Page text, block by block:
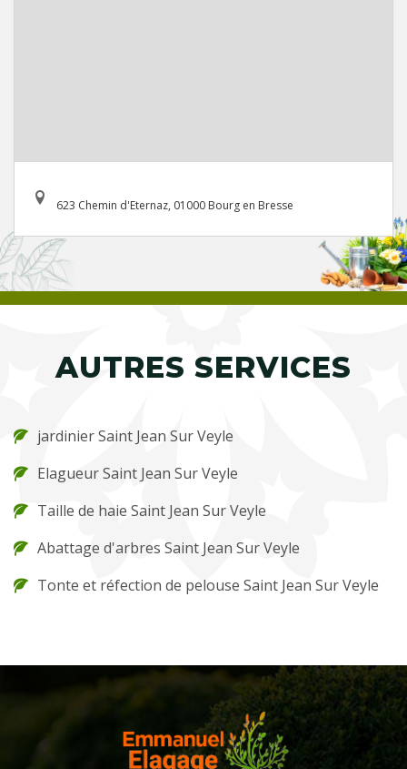
623 Chemin d'Eternaz, 01000 Bourg en Bresse
AUTRES SERVICES
jardinier Saint Jean Sur Veyle
Elagueur Saint Jean Sur Veyle
Taille de haie Saint Jean Sur Veyle
Abattage d'arbres Saint Jean Sur Veyle
Tonte et réfection de pelouse Saint Jean Sur Veyle